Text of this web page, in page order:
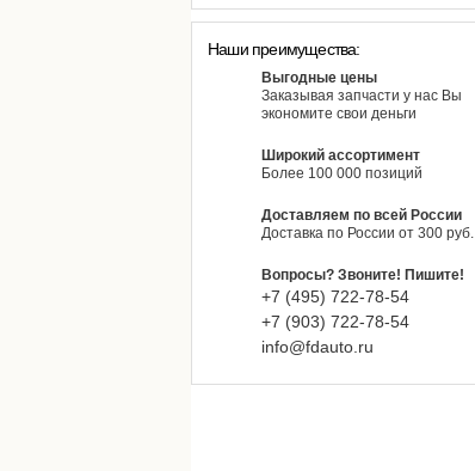
Наши преимущества:
Выгодные цены
Заказывая запчасти у нас Вы
экономите свои деньги
Широкий ассортимент
Более 100 000 позиций
Доставляем по всей России
Доставка по России от 300 руб.
Вопросы? Звоните! Пишите!
+7 (495) 722-78-54
+7 (903) 722-78-54
info@fdauto.ru